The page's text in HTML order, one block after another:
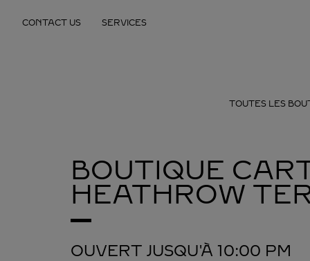
CONTACT US SERVICES
TOUTES LES
BOUTIQUE
HEATHROW
OUVERT JUSQU'À 10:00 PM